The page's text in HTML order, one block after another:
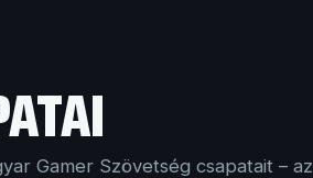
Gamer Szövetség csapatait – az